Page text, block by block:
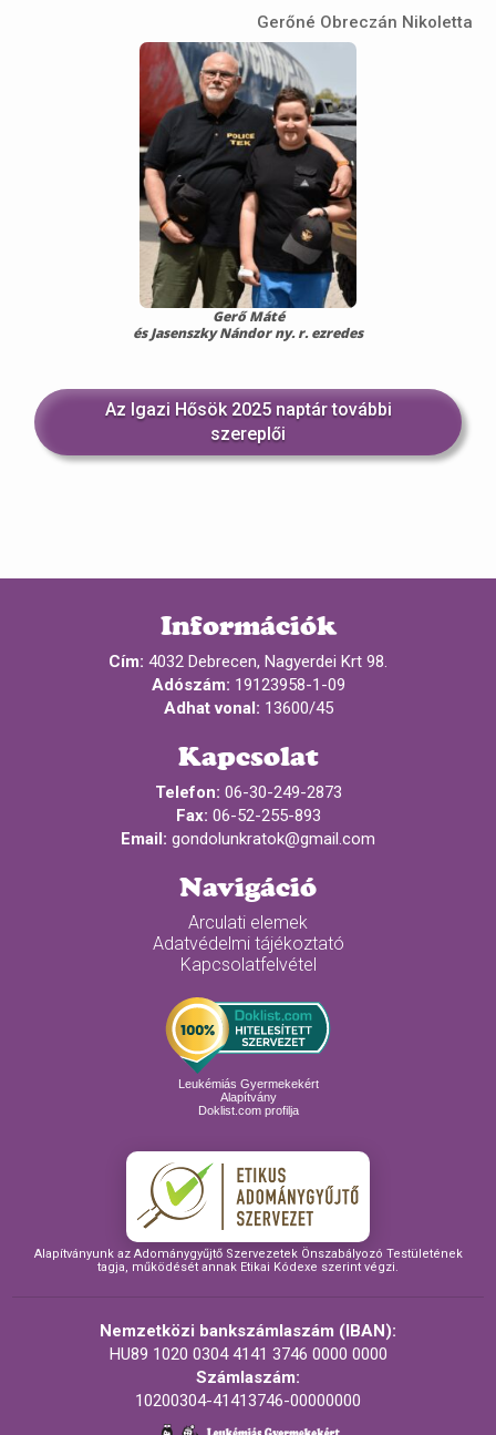
Gerőné Obreczán Nikoletta
Gerő Máté
és Jasenszky Nándor ny. r. ezredes
Az Igazi Hősök 2025 naptár további
szereplői
Információk
Cím: 4032 Debrecen, Nagyerdei Krt 98.
Adószám: 19123958-1-09
Adhat vonal: 13600/45
Kapcsolat
Telefon: 06-30-249-2873
Fax: 06-52-255-893
Email: gondolunkratok@gmail.com
Navigáció
Arculati elemek
Adatvédelmi tájékoztató
Kapcsolatfelvétel
Leukémiás Gyermekekért
Alapítvány
Doklist.com profilja
Alapítványunk az Adománygyűjtő Szervezetek Önszabályozó Testületének
tagja, működését annak Etikai Kódexe szerint végzi.
Nemzetközi bankszámlaszám (IBAN):
HU89 1020 0304 4141 3746 0000 0000
Számlaszám:
10200304-41413746-00000000